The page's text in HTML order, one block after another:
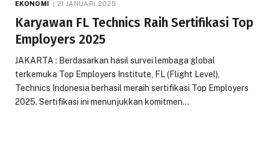
EKONOMI 21 JANUARI 2025
Karyawan FL Technics Raih Sertifikasi Top
Employers 2025
JAKARTA : Berdasarkan hasil survei lembaga global
terkemuka Top Employers Institute, FL (Flight Level),
Technics Indonesia berhasil meraih sertifikasi Top Employers
2025. Sertifikasi ini menunjukkan komitmen…